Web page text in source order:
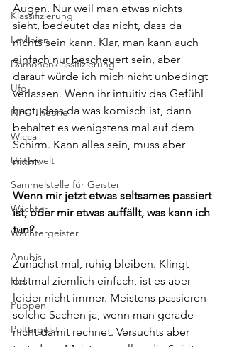
Klassifizierung
Leylinien
Dämonenklassifizierung
Ufo
NPC Theorie
Wicca
Unterwelt
Sammelstelle für Geister
Wächter
Wächtergeister
Anubis
Hel
Puppen
Poltergeist
Augen. Nur weil man etwas nichts
sieht, bedeutet das nicht, dass da
nichts sein kann. Klar, man kann auch
einfach nur bescheuert sein, aber
darauf würde ich mich nicht unbedingt
verlassen. Wenn ihr intuitiv das Gefühl
habt, dass da was komisch ist, dann
behaltet es wenigstens mal auf dem
Schirm. Kann alles sein, muss aber
nicht.
Wenn mir jetzt etwas seltsames passiert
ist, oder mir etwas auffällt, was kann ich
tun?
Zunächst mal, ruhig bleiben. Klingt
erstmal ziemlich einfach, ist es aber
leider nicht immer. Meistens passieren
solche Sachen ja, wenn man gerade
nicht damit rechnet. Versuchts aber